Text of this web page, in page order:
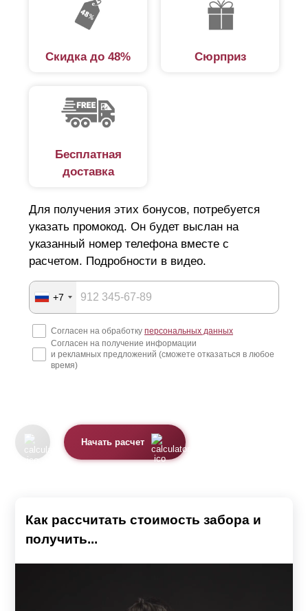
Скидка до 48% Сюрприз
Бесплатная
доставка
Для получения этих бонусов, потребуется
указать промокод. Он будет выслан на
указанный номер телефона вместе с
расчетом. Подробности в видео.
+7
Согласен на обработку персональных данных
Согласен на получение информации
и рекламных предложений (сможете отказаться в любое
время)
Начать расчет
Как рассчитать стоимость забора и
получить...